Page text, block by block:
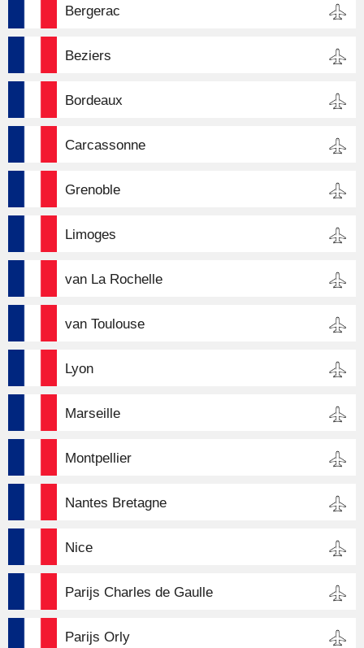
Bergerac
Beziers
Bordeaux
Carcassonne
Grenoble
Limoges
van La Rochelle
van Toulouse
Lyon
Marseille
Montpellier
Nantes Bretagne
Nice
Parijs Charles de Gaulle
Parijs Orly